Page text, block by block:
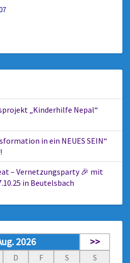
„Kinderhilfe Nepal“
in ein NEUES SEIN“
– Vernetzungsparty 🎉 mit
in Beutelsbach
2026 >>
D F S
S